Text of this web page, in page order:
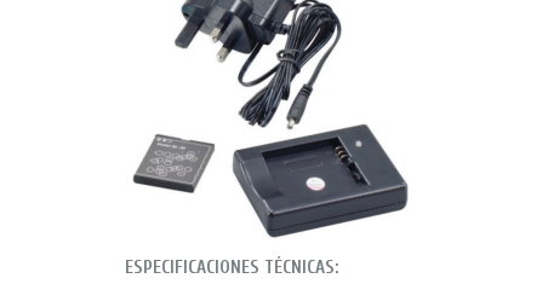
ESPECIFICACIONES TÉCNICAS: